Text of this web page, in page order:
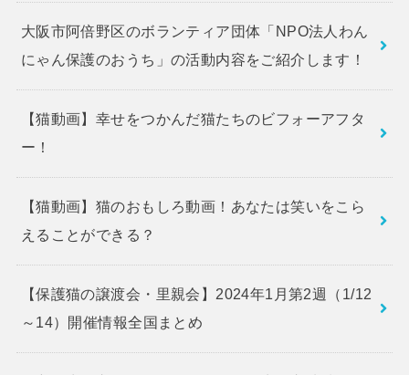
大阪市阿倍野区のボランティア団体「NPO法人わん
にゃん保護のおうち」の活動内容をご紹介します！
【猫動画】幸せをつかんだ猫たちのビフォーアフタ
ー！
【猫動画】猫のおもしろ動画！あなたは笑いをこら
えることができる？
【保護猫の譲渡会・里親会】2024年1月第2週（1/12
～14）開催情報全国まとめ